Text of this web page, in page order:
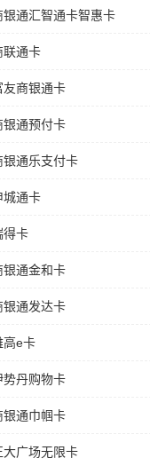
通汇智通卡智惠卡
联通卡
友商银通卡
银通预付卡
通乐支付卡
城通卡
得卡
银通金和卡
银通发达卡
高e卡
势丹购物卡
银通巾帼卡
广场无限卡